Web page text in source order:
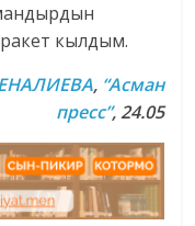
кылдым.
, “Асман
пресс”, 24.05